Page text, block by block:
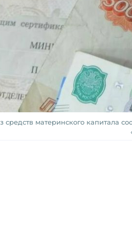
средств материнского капитала